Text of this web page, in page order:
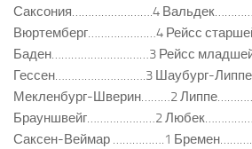
Саксония…………………….4
Вюртемберг…………………4 Рейсс
Баден…………………………3 Рейсс
Гессен……………………….3 Шаубург-
Мекленбург-Шверин………2
Брауншвейг…………………2
Саксен-Веймар …………….1